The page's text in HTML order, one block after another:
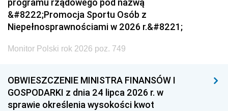
&#8222;Promocja Sportu Osób z
Niepełnosprawnościami w 2026 r.&#8221;
Monitor Polski rok 2026 poz. 749
OBWIESZCZENIE MINISTRA FINANSÓW I
GOSPODARKI z dnia 24 lipca 2026 r. w
sprawie określenia wysokości kwot